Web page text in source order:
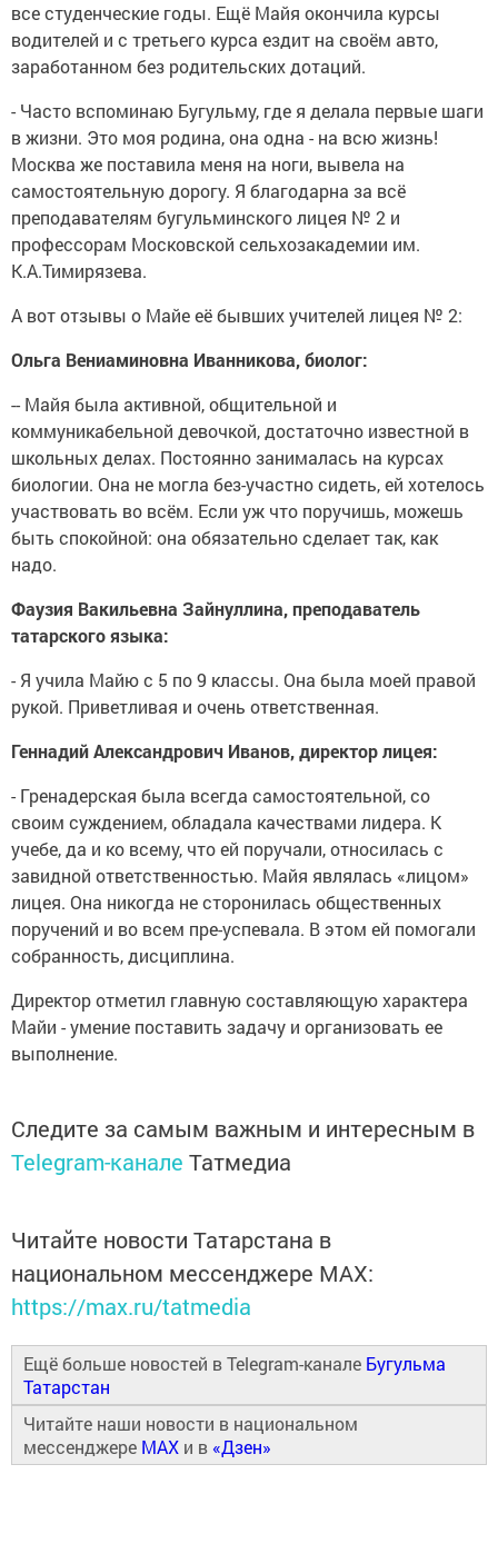
все студенческие годы. Ещё Майя окончила курсы
водителей и с третьего курса ездит на своём авто,
заработанном без родительских дотаций.
- Часто вспоминаю Бугульму, где я делала первые шаги
в жизни. Это моя родина, она одна - на всю жизнь!
Москва же поставила меня на ноги, вывела на
самостоятельную дорогу. Я благодарна за всё
преподавателям бугульминского лицея № 2 и
профессорам Московской сельхозакадемии им.
К.А.Тимирязева.
А вот отзывы о Майе её бывших учителей лицея № 2:
Ольга Вениаминовна Иванникова, биолог:
-- Майя была активной, общительной и
коммуникабельной девочкой, достаточно известной в
школьных делах. Постоянно занималась на курсах
биологии. Она не могла без-участно сидеть, ей хотелось
участвовать во всём. Если уж что поручишь, можешь
быть спокойной: она обязательно сделает так, как
надо.
Фаузия Вакильевна Зайнуллина, преподаватель
татарского языка:
- Я учила Майю с 5 по 9 классы. Она была моей правой
рукой. Приветливая и очень ответственная.
Геннадий Александрович Иванов, директор лицея:
- Гренадерская была всегда самостоятельной, со
своим суждением, обладала качествами лидера. К
учебе, да и ко всему, что ей поручали, относилась с
завидной ответственностью. Майя являлась «лицом»
лицея. Она никогда не сторонилась общественных
поручений и во всем пре-успевала. В этом ей помогали
собранность, дисциплина.
Директор отметил главную составляющую характера
Майи - умение поставить задачу и организовать ее
выполнение.
Следите за самым важным и интересным в
Telegram-канале Татмедиа
Читайте новости Татарстана в
национальном мессенджере MАХ:
https://max.ru/tatmedia
Ещё больше новостей в Telegram-канале Бугульма
Татарстан
Читайте наши новости в национальном
мессенджере MAX и в «Дзен»